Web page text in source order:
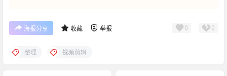
海报分享 收藏 举报 0 0
整理 视频剪辑